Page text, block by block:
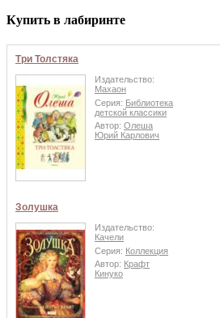
Купить в лабиринте
Три Толстяка
Издательство:
Махаон
Серия: Библиотека
детской классики
Автор: Олеша
Юрий Карлович
Золушка
Издательство:
Качели
Серия: Коллекция
Автор: Крафт
Кинуко